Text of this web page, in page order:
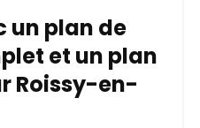
un plan de
et un plan
Roissy-en-